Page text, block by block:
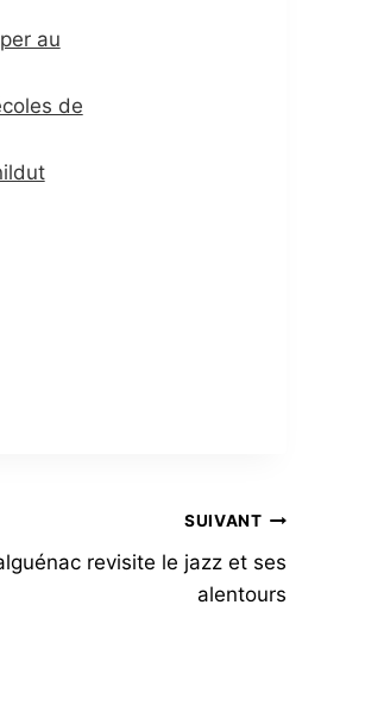
au
de
SUIVANT
revisite le jazz et ses
alentours